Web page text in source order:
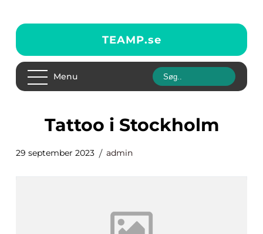
TEAMP.se
Menu
Tattoo i Stockholm
29 september 2023 admin